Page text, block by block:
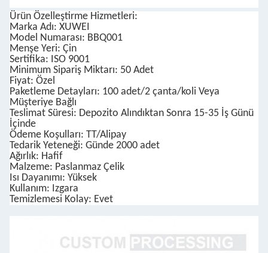
Ürün Özelleştirme Hizmetleri:
Marka Adı: XUWEI
Model Numarası: BBQ001
Menşe Yeri: Çin
Sertifika: ISO 9001
Minimum Sipariş Miktarı: 50 Adet
Fiyat: Özel
Paketleme Detayları: 100 adet/2 çanta/koli Veya
Müşteriye Bağlı
Teslimat Süresi: Depozito Alındıktan Sonra 15-35 İş Günü
İçinde
Ödeme Koşulları: TT/Alipay
Tedarik Yeteneği: Günde 2000 adet
Ağırlık: Hafif
Malzeme: Paslanmaz Çelik
Isı Dayanımı: Yüksek
Kullanım: Izgara
Temizlemesi Kolay: Evet